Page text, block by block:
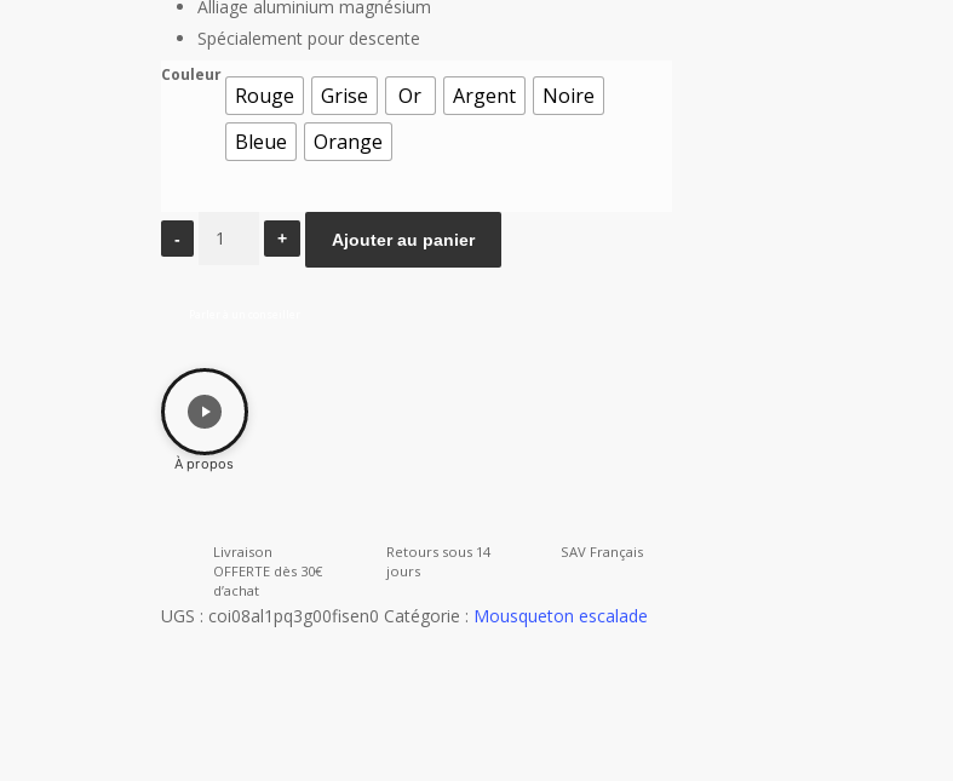
Alliage aluminium magnésium
Spécialement pour descente
Couleur
Rouge Grise Or Argent
Noire
Bleue
Orange
descente
Ajouter au panier
À propos
Livraison
OFFERTE dès 30€
d’achat
Retours sous 14
jours
SAV Français
UGS : coi08al1pq3g00fisen0 Catégorie : Mousqueton escalade